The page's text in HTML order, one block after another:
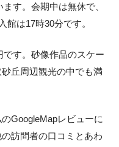
す。会期中は無休で、
館は17時30分です。
です。砂像作品のスケー
丘周辺観光の中でも満
GoogleMapレビューに
訪問者の口コミとあわ